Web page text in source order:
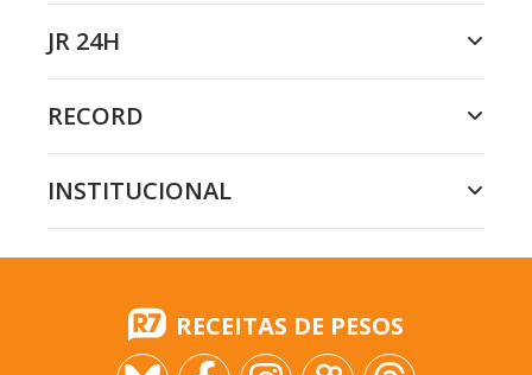
JR 24H
RECORD
INSTITUCIONAL
RECEITAS DE PESOS